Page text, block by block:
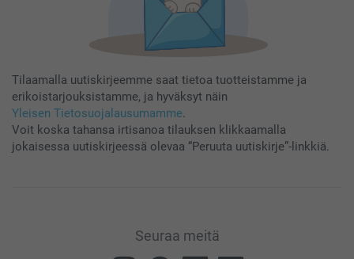
Tilaamalla uutiskirjeemme saat tietoa tuotteistamme ja
erikoistarjouksistamme, ja hyväksyt näin
Yleisen Tietosuojalausumamme.
Voit koska tahansa irtisanoa tilauksen klikkaamalla
jokaisessa uutiskirjeessä olevaa “Peruuta uutiskirje”-linkkiä.
Seuraa meitä